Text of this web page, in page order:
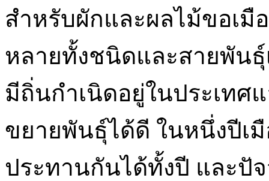
สำหรับผักและผลไม้ขอเ
หลายทั้งชนิดและสายพัน
มีถิ่นกำเนิดอยู่ในประเทศ
ขยายพันธุ์ได้ดี ในหนึ่งปีเ
ประทานกันได้ทั้งปี และปั